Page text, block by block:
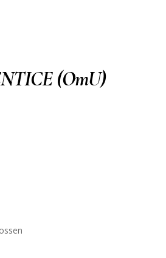
(OmU)